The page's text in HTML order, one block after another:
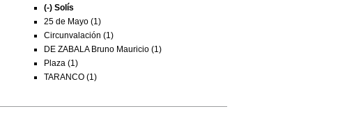
(-) Solís
25 de Mayo (1)
Circunvalación (1)
DE ZABALA Bruno Mauricio (1)
Plaza (1)
TARANCO (1)